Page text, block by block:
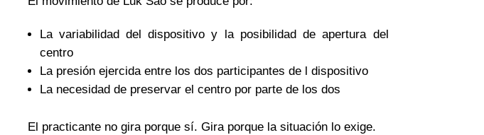
La variabilidad del dispositivo y la posibilidad de apertura del
centro
La presión ejercida entre los dos participantes de l dispositivo
La necesidad de preservar el centro por parte de los dos
El practicante no gira porque sí. Gira porque la situación lo exige.